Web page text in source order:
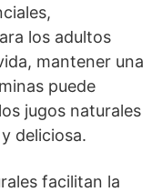
los adultos
mantener una
puede
jugos naturales
deliciosa.
facilitan la